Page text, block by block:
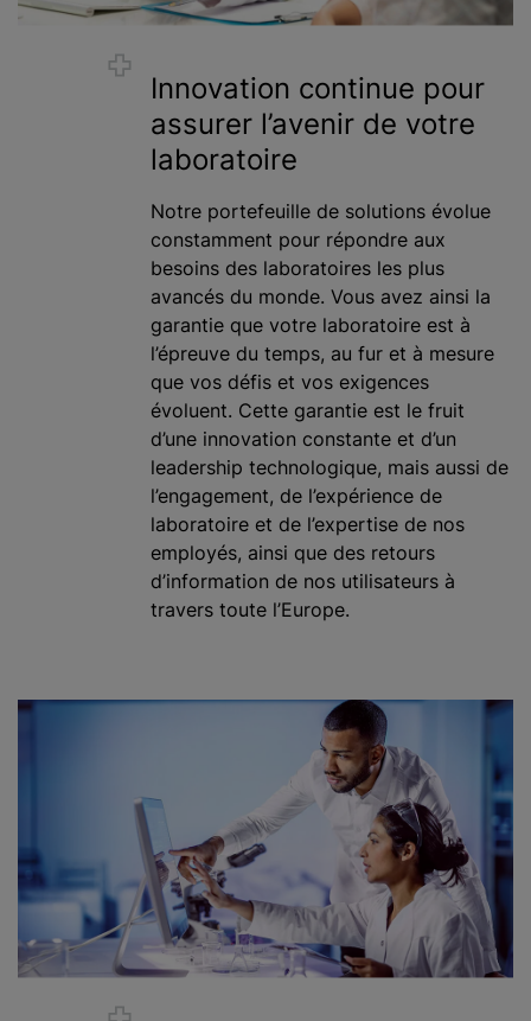
Innovation continue pour
assurer l’avenir de votre
laboratoire
Notre portefeuille de solutions évolue
constamment pour répondre aux
besoins des laboratoires les plus
avancés du monde. Vous avez ainsi la
garantie que votre laboratoire est à
l’épreuve du temps, au fur et à mesure
que vos défis et vos exigences
évoluent. Cette garantie est le fruit
d’une innovation constante et d’un
leadership technologique, mais aussi de
l’engagement, de l’expérience de
laboratoire et de l’expertise de nos
employés, ainsi que des retours
d’information de nos utilisateurs à
travers toute l’Europe.